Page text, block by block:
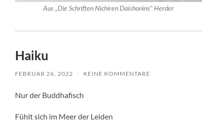
Aus „Die Schriften Nichiren Daishonins“ Herder
Haiku
FEBRUAR 26, 2022 / KEINE KOMMENTARE
Nur der Buddhafisch
Fühlt sich im Meer der Leiden